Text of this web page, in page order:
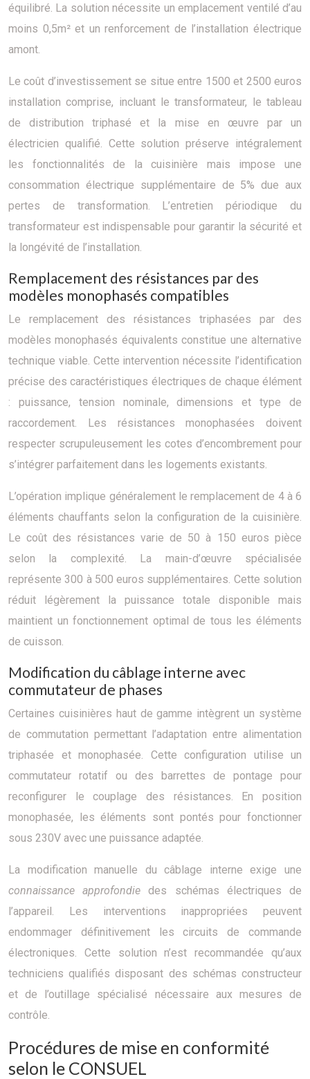
équilibré. La solution nécessite un emplacement ventilé d’au
moins 0,5m² et un renforcement de l’installation électrique
amont.
Le coût d’investissement se situe entre 1500 et 2500 euros
installation comprise, incluant le transformateur, le tableau
de distribution triphasé et la mise en œuvre par un
électricien qualifié. Cette solution préserve intégralement
les fonctionnalités de la cuisinière mais impose une
consommation électrique supplémentaire de 5% due aux
pertes de transformation. L’entretien périodique du
transformateur est indispensable pour garantir la sécurité et
la longévité de l’installation.
Remplacement des résistances par des
modèles monophasés compatibles
Le remplacement des résistances triphasées par des
modèles monophasés équivalents constitue une alternative
technique viable. Cette intervention nécessite l’identification
précise des caractéristiques électriques de chaque élément
: puissance, tension nominale, dimensions et type de
raccordement. Les résistances monophasées doivent
respecter scrupuleusement les cotes d’encombrement pour
s’intégrer parfaitement dans les logements existants.
L’opération implique généralement le remplacement de 4 à 6
éléments chauffants selon la configuration de la cuisinière.
Le coût des résistances varie de 50 à 150 euros pièce
selon la complexité. La main-d’œuvre spécialisée
représente 300 à 500 euros supplémentaires. Cette solution
réduit légèrement la puissance totale disponible mais
maintient un fonctionnement optimal de tous les éléments
de cuisson.
Modification du câblage interne avec
commutateur de phases
Certaines cuisinières haut de gamme intègrent un système
de commutation permettant l’adaptation entre alimentation
triphasée et monophasée. Cette configuration utilise un
commutateur rotatif ou des barrettes de pontage pour
reconfigurer le couplage des résistances. En position
monophasée, les éléments sont pontés pour fonctionner
sous 230V avec une puissance adaptée.
La modification manuelle du câblage interne exige une
connaissance approfondiedes schémas électriques de
l’appareil. Les interventions inappropriées peuvent
endommager définitivement les circuits de commande
électroniques. Cette solution n’est recommandée qu’aux
techniciens qualifiés disposant des schémas constructeur
et de l’outillage spécialisé nécessaire aux mesures de
contrôle.
Procédures de mise en conformité
selon le CONSUEL